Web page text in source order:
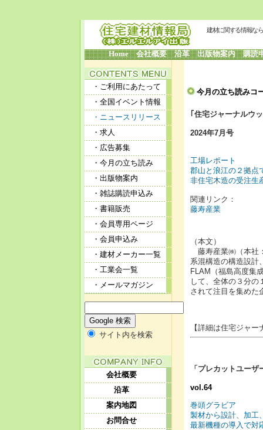
建材に関する情報な
Home 会社概要 沿革 出版物案内 購読
・ご利用にあたって
・全国イベント情報
・ニュースリリース
・求人
・広告募集
・今月の立ち読み
・出版物案内
・雑誌購読申込み
・書籍販売
・会員専用ページ
・会員申込み
・建材メーカー一覧
・工業会一覧
・メールマガジン
サイト内を検索
会社概要
沿革
案内地図
お問合せ
今月の立ち読
｢住宅ジャーナルウ
2024年7月号
工場レポート
郡山と浪江の２拠点
非住宅木造の受注生
関連リンク：
藤寿産業
（本文）
藤寿産業㈱（本社
系混構造の構造設計
FLAM（福島高度集
して、全体の３分の
されて注目を集めた
【詳細は住宅ジャ
「 プレカットユーザ
vol.64
巻頭グラビア
製材から設計、加工
最新機種の導入で対